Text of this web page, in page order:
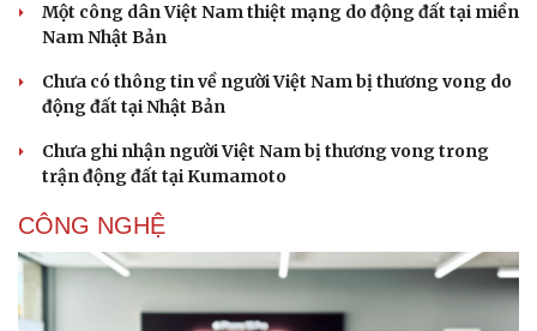
Một công dân Việt Nam thiệt mạng do động đất tại miền
Nam Nhật Bản
Chưa có thông tin về người Việt Nam bị thương vong do
động đất tại Nhật Bản
Chưa ghi nhận người Việt Nam bị thương vong trong
trận động đất tại Kumamoto
CÔNG NGHỆ